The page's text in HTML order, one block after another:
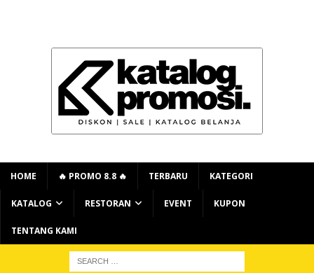
HOME 🔥 PROMO 8.8 🔥 TERBARU KATEGORI
KATALOG RESTORAN EVENT KUPON
TENTANG KAMI